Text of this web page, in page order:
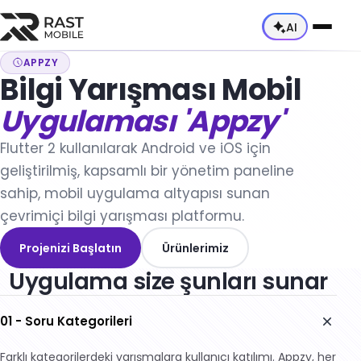
AI
Hakkımızda
Ekibimiz
Yetkinliklerimiz
Kariyer
Hizmetler
Tüm Hizmetler →
Danışmanlık Hizmetleri
Mobil Uygulama Geliştirme
Web Uygulama Geliştirme
Dynamics 365 & Dataverse Entegrasyonu
DevOps Danışmanlığı
Sektörler
Tüm Sektörler →
Otomotiv ve Mobilite
İş Makineleri
Ürünler
Tüm Ürünler →
E-Ticaret Ürünleri
APPZY
Bilgi Yarışması Mobil
Uygulaması 'Appzy'
Flutter 2 kullanılarak Android ve iOS için
geliştirilmiş, kapsamlı bir yönetim paneline
sahip, mobil uygulama altyapısı sunan
çevrimiçi bilgi yarışması platformu.
Projenizi Başlatın Ürünlerimiz
Uygulama size şunları sunar
01 - Soru Kategorileri
Farklı kategorilerdeki yarışmalara kullanıcı katılımı. Appzy, her